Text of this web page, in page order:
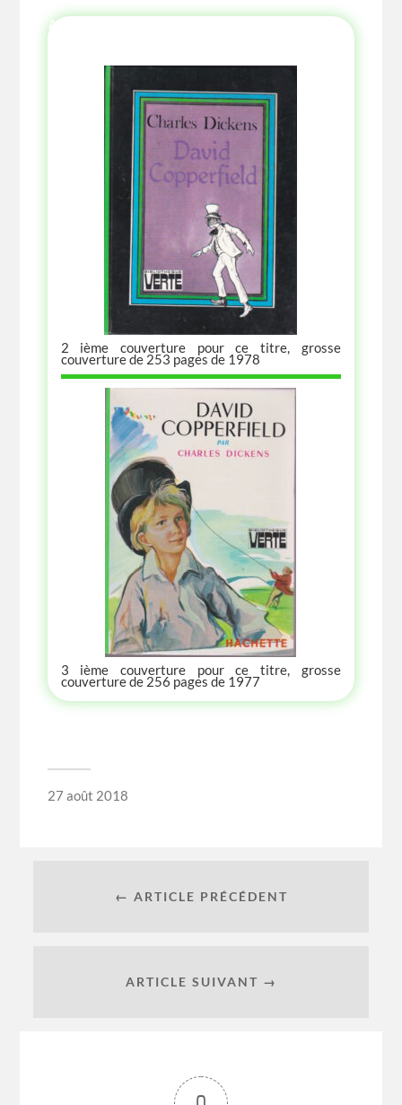
AUTRES ANNÉE AUTRES COUVERTURES
2 ième couverture pour ce titre, grosse
couverture de 253 pages de 1978
3 ième couverture pour ce titre, grosse
couverture de 256 pages de 1977
27 août 2018
← ARTICLE PRÉCÉDENT
ARTICLE SUIVANT →